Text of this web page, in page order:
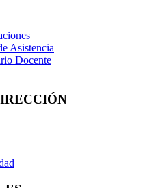
Asistencia
Docente